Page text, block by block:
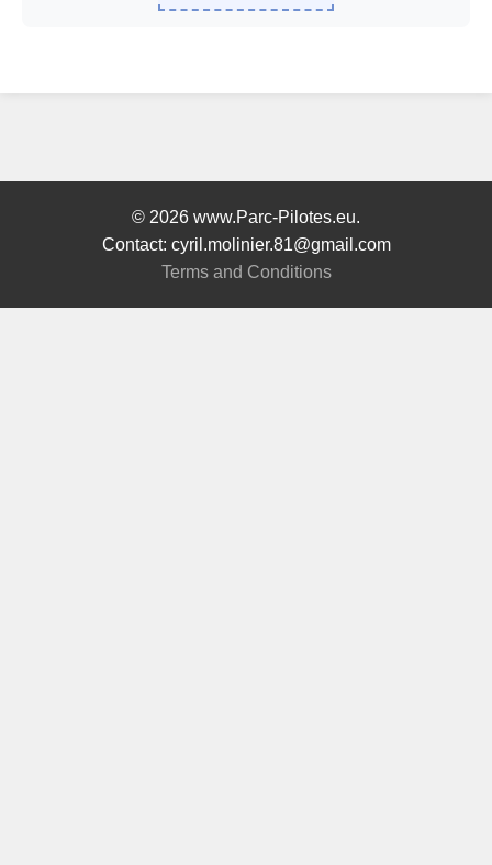
© 2026 www.Parc-Pilotes.eu.
Contact: cyril.molinier.81@gmail.com
Terms and Conditions